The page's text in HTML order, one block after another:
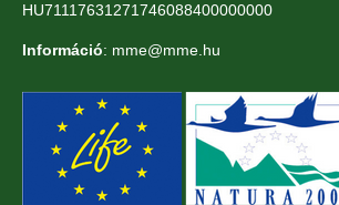
HU71117631271746088400000000
Információ: mme@mme.hu